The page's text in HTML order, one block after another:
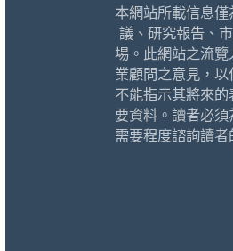
本網站所載信息
議、研究報告、
場。此網站之流
業顧問之意見，
不能指示其將來
要資料。讀者必
需要程度諮詢讀